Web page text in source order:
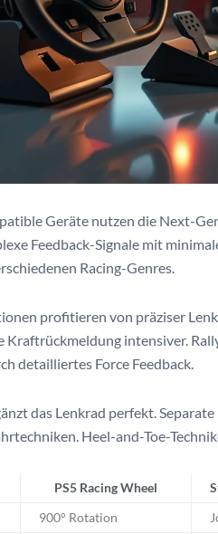
Geräte nutzen die Next-
Feedback-Signale mit
Racing-Genres.
profitieren von präziser
Kraftrückmeldung intensiver.
detailliertes Force Feedback.
das Lenkrad perfekt.
Heel-and-Toe-
PS5 Racing Wheel
900° Rotation